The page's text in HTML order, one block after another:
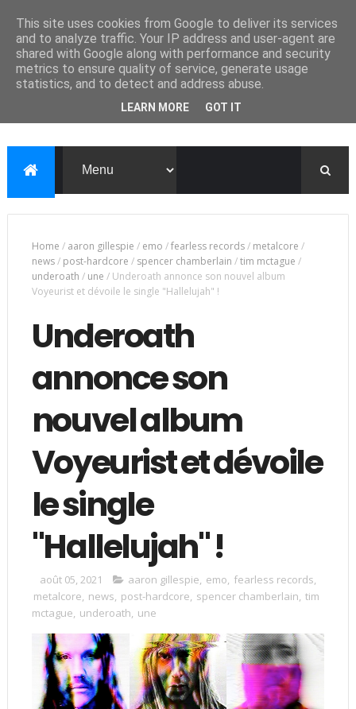
Home / aaron gillespie / emo /fearless records/ metalcore /
news/ post-hardcore / spencer chamberlain /tim mctague /
underoath / une / Underoath annonce son nouvel album
Voyeurist et dévoile le single "Hallelujah" !
Underoath
annonce son
nouvel album
Voyeurist et dévoile
le single
"Hallelujah" !
août 05, 2021 aaron gillespie, emo, fearless records,
metalcore, news, post-hardcore, spencer chamberlain, tim
mctague, underoath, une
This site uses cookies from Google to deliver its services
and to analyze traffic. Your IP address and user-agent are
shared with Google along with performance and security
metrics to ensure quality of service, generate usage
statistics, and to detect and address abuse.
LEARN MORE GOT IT